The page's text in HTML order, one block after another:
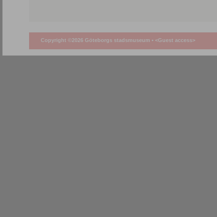
Copyright ©2026 Göteborgs stadsmuseum • <Guest access>